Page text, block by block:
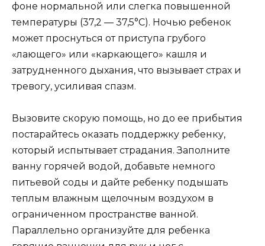
фоне нормальной или слегка повышенной
температуры (37,2 — 37,5°C). Ночью ребенок
может проснуться от приступа грубого
«лающего» или «каркающего» кашля и
затрудненного дыхания, что вызывает страх и
тревогу, усиливая спазм.
Вызовите скорую помощь, но до ее прибытия
постарайтесь оказать поддержку ребенку,
который испытывает страдания. Заполните
ванну горячей водой, добавьте немного
питьевой соды и дайте ребенку подышать
теплым влажным щелочным воздухом в
ограниченном пространстве ванной.
Параллельно организуйте для ребенка